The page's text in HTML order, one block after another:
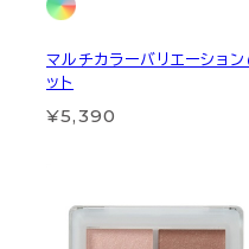
マルチカラーバリエーション
ット
¥5,390